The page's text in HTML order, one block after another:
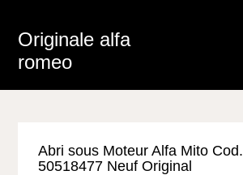
Originale alfa
romeo
Abri sous Moteur Alfa Mito Cod.
50518477 Neuf Original